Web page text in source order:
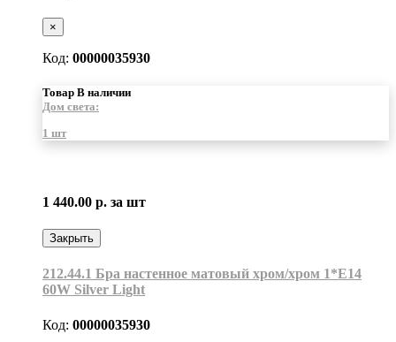
×
Код: 00000035930
Товар В наличии
Дом света:
1 шт
1 440.00 р. за шт
Закрыть
212.44.1 Бра настенное матовый хром/хром 1*Е14
60W Silver Light
Код: 00000035930